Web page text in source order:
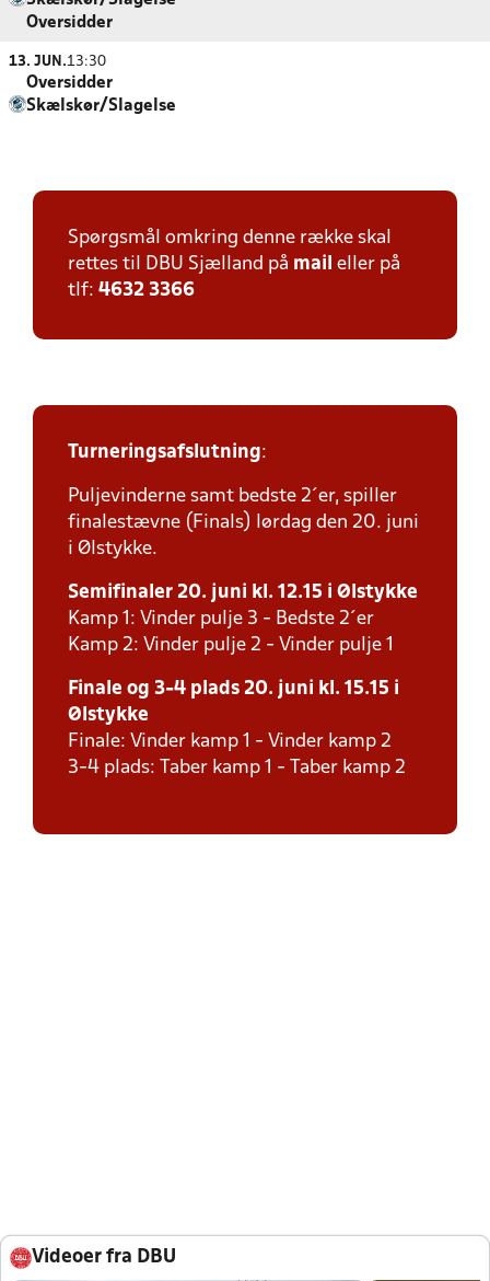
Oversidder
13. JUN.13:30
Oversidder
Skælskør/Slagelse
Spørgsmål omkring denne række skal
rettes til DBU Sjælland på mail eller på
tlf: 4632 3366
Turneringsafslutning:
Puljevinderne samt bedste 2´er, spiller
finalestævne (Finals) lørdag den 20. juni
i Ølstykke.
Semifinaler 20. juni kl. 12.15 i Ølstykke
Kamp 1: Vinder pulje 3 - Bedste 2´er
Kamp 2: Vinder pulje 2 - Vinder pulje 1
Finale og 3-4 plads 20. juni kl. 15.15 i
Ølstykke
Finale: Vinder kamp 1 - Vinder kamp 2
3-4 plads: Taber kamp 1 - Taber kamp 2
Videoer fra DBU